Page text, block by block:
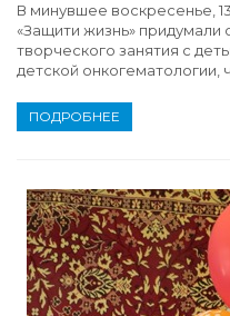
В минувшее воскресенье,
«Защити жизнь»
творческого занятия с
детской онкогематологии,
ПОДРОБНЕЕ